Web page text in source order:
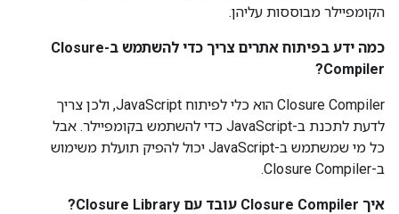
הקומפיילר מבוססות עליהן.
כמה ידע בפיתוח אתרים צריך כדי להשתמש ב-Closure
Compiler?
‫Closure Compiler הוא כלי לפיתוח JavaScript, ולכן צריך
לדעת לתכנת ב-JavaScript כדי להשתמש בקומפיילר. אבל
כל מי שמשתמש ב-JavaScript יכול להפיק תועלת משימוש
ב-Closure Compiler.
איך Closure Compiler עובד עם Closure Library?